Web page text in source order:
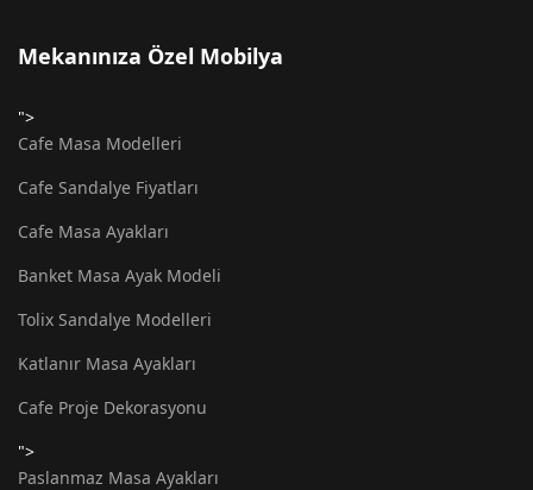
Mekanınıza Özel Mobilya
">
Cafe Masa Modelleri
Cafe Sandalye Fiyatları
Cafe Masa Ayakları
Banket Masa Ayak Modeli
Tolix Sandalye Modelleri
Katlanır Masa Ayakları
Cafe Proje Dekorasyonu
">
Paslanmaz Masa Ayakları